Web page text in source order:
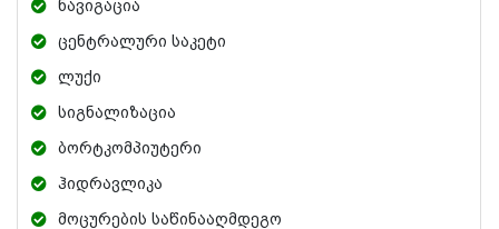
ნავიგაცია
ცენტრალური საკეტი
ლუქი
სიგნალიზაცია
ბორტკომპიუტერი
ჰიდრავლიკა
მოცურების საწინააღმდეგო